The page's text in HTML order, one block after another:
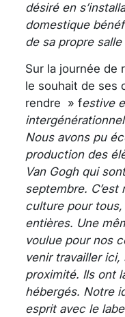
désiré en
domestique
de sa propre salle
Sur la journée de
le souhait de ses
rendre » festive
Nous avons pu
production des
Van Gogh qui
septembre.
culture pour
entières. Une
voulue pour nos
venir travailler
proximité. Ils ont
hébergés. Notre
esprit avec le